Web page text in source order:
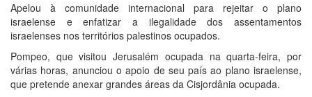
Apelou à comunidade internacional para rejeitar o plano
israelense e enfatizar a ilegalidade dos assentamentos
israelenses nos territórios palestinos ocupados.
Pompeo, que visitou Jerusalém ocupada na quarta-feira, por
várias horas, anunciou o apoio de seu país ao plano israelense,
que pretende anexar grandes áreas da Cisjordânia ocupada.